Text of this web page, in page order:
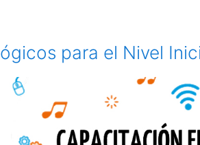
para el Nivel